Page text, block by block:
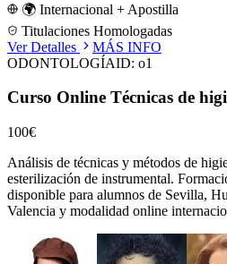
🌍 Internacional + Apostilla
Titulaciones Homologadas
Ver Detalles
MÁS INFO
ODONTOLOGÍAID: o1
Curso Online Técnicas de
100€
Análisis de técnicas y métodos de
esterilización de instrumental.
disponible para alumnos de Sevilla,
Valencia y modalidad online